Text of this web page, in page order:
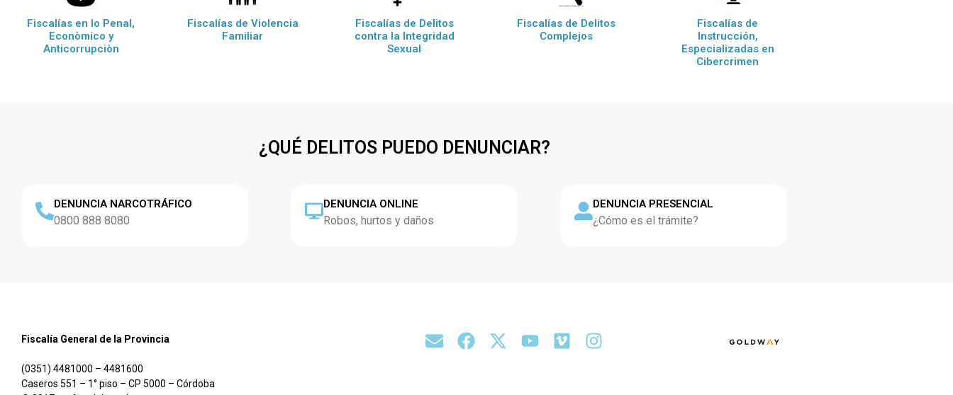
Fiscalías en lo Penal,
Econòmico y
Anticorrupciòn
Fiscalías de Violencia
Familiar
Fiscalías de Delitos
contra la Integridad
Sexual
Fiscalías de Delitos
Complejos
Fiscalías de
Instrucción,
Especializadas en
Cibercrimen
¿QUÉ DELITOS PUEDO DENUNCIAR?
DENUNCIA NARCOTRÁFICO
0800 888 8080
DENUNCIA ONLINE
Robos, hurtos y daños
DENUNCIA PRESENCIAL
¿Cómo es el trámite?
Fiscalía General de la Provincia
(0351) 4481000 – 4481600
Caseros 551 – 1° piso – CP 5000 – Córdoba